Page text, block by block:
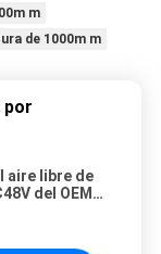
m
de 1000m m
por
aire libre de
del OEM